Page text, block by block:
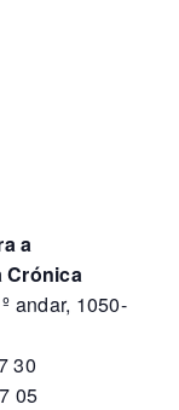
a
Crónica
andar, 1050-
30
05